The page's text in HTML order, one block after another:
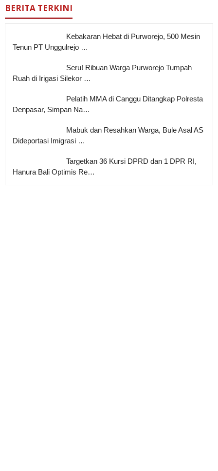
BERITA TERKINI
Kebakaran Hebat di Purworejo, 500 Mesin
Tenun PT Unggulrejo …
Seru! Ribuan Warga Purworejo Tumpah
Ruah di Irigasi Silekor …
Pelatih MMA di Canggu Ditangkap Polresta
Denpasar, Simpan Na…
Mabuk dan Resahkan Warga, Bule Asal AS
Dideportasi Imigrasi …
Targetkan 36 Kursi DPRD dan 1 DPR RI,
Hanura Bali Optimis Re…